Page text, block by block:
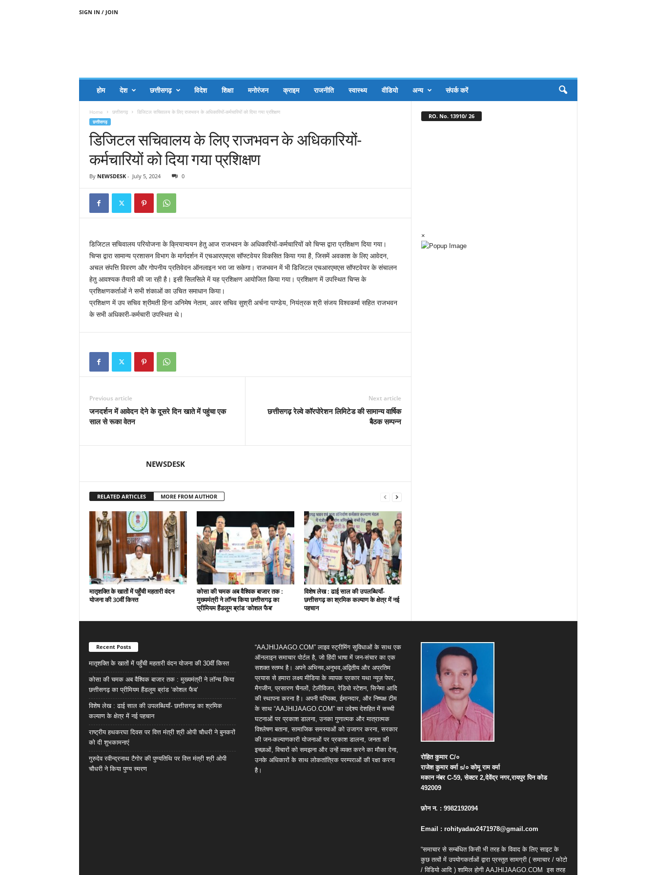
SIGN IN / JOIN
होम देश छत्तीसगढ़ विदेश शिक्षा मनोरंजन क्राइम राजनीति स्वास्थ्य वीडियो अन्य संपर्क करें
Home छत्तीसगढ़ डिजिटल सचिवालय के लिए राजभवन के अधिकारियों-कर्मचारियों को दिया गया प्रशिक्षण
छत्तीसगढ़
डिजिटल सचिवालय के लिए राजभवन के अधिकारियों-
कर्मचारियों को दिया गया प्रशिक्षण
By NEWSDESK- July 5, 2024 0
डिजिटल सचिवालय परियोजना के क्रियान्वयन हेतु आज राजभवन के अधिकारियों-कर्मचारियों को चिप्स द्वारा प्रशिक्षण दिया गया।
चिप्स द्वारा सामान्य प्रशासन विभाग के मार्गदर्शन में एचआरएमएस सॉफ्टवेयर विकसित किया गया है, जिसमें अवकाश के लिए आवेदन,
अचल संपत्ति विवरण और गोपनीय प्रतिवेदन ऑनलाइन भरा जा सकेगा। राजभवन में भी डिजिटल एचआरएमएस सॉफ्टवेयर के संचालन
हेतु आवश्यक तैयारी की जा रही है। इसी सिलसिले में यह प्रशिक्षण आयोजित किया गया। प्रशिक्षण में उपस्थित चिप्स के
प्रशिक्षणकर्ताओं ने सभी शंकाओं का उचित समाधान किया।
प्रशिक्षण में उप सचिव श्रीमती हिना अनिमेष नेताम, अवर सचिव सुश्री अर्चना पाण्डेय, नियंत्रक श्री संजय विश्वकर्मा सहित राजभवन
के सभी अधिकारी-कर्मचारी उपस्थित थे।
Previous article
जनदर्शन में आवेदन देने के दूसरे दिन खाते में पहुंचा एक
साल से रूका वेतन
Next article
छत्तीसगढ़ रेल्वे कॉरपोरेशन लिमिटेड की सामान्य वार्षिक
बैठक सम्पन्न
NEWSDESK
RELATED ARTICLES MORE FROM AUTHOR
मातृशक्ति के खातों में पहुँची महतारी वंदन
योजना की 30वीं किस्त
कोसा की चमक अब वैश्विक बाजार तक :
मुख्यमंत्री ने लॉन्च किया छत्तीसगढ़ का
प्रीमियम हैंडलूम ब्रांड ‘कोशल फैब’
विशेष लेख : ढाई साल की उपलब्धियाँ-
छत्तीसगढ़ का श्रमिक कल्याण के क्षेत्र में नई
पहचान
RO. No. 13910/ 26
×
Recent Posts
मातृशक्ति के खातों में पहुँची महतारी वंदन योजना की 30वीं किस्त
कोसा की चमक अब वैश्विक बाजार तक : मुख्यमंत्री ने लॉन्च किया
छत्तीसगढ़ का प्रीमियम हैंडलूम ब्रांड ‘कोशल फैब’
विशेष लेख : ढाई साल की उपलब्धियाँ- छत्तीसगढ़ का श्रमिक
कल्याण के क्षेत्र में नई पहचान
राष्ट्रीय हथकरघा दिवस पर वित्त मंत्री श्री ओपी चौधरी ने बुनकरों
को दी शुभकामनाएं
गुरुदेव रवीन्द्रनाथ टैगोर की पुण्यतिथि पर वित्त मंत्री श्री ओपी
चौधरी ने किया पुण्य स्मरण
“AAJHIJAAGO.COM” लाइव स्ट्रीमिंग सुविधाओं के साथ एक
ऑनलाइन समाचार पोर्टल है, जो हिंदी भाषा में जन-संचार का एक
सशक्त स्तम्भ है। अपने अभिनव,अनुभव,अद्वितीय और अप्रतिम
प्रयास से हमारा लक्ष्य मीडिया के व्यापक प्रकार यथा न्यूज़ पेपर,
मैगजीन, प्रसारण चैनलों, टेलीविजन, रेडियो स्टेशन, सिनेमा आदि
की स्थापना करना है। अपनी परिपक्व, ईमानदार, और निष्पक्ष टीम
के साथ “AAJHIJAAGO.COM” का उद्देश्य देशहित में सच्ची
घटनाओं पर प्रकाश डालना, उनका गुणात्मक और मात्रात्मक
विश्लेषण बताना, सामाजिक समस्याओं को उजागर करना, सरकार
की जन-कल्याणकारी योजनाओं पर प्रकाश डालना, जनता की
इच्छाओं, विचारों को समझना और उन्हें व्यक्त करने का मौका देना,
उनके अधिकारों के साथ लोकतांत्रिक परम्पराओं की रक्षा करना
है।
रोहित कुमारC/०
राजेश कुमार वर्माs/० कोमू राम वर्मा
मकान नंबरC-59,सेक्टर2,देवेंद्र नगर,रायपुर पिन कोड
492009
फ़ोन न. : 9982192094
Email : rohityadav2471978@gmail.com
“समाचार से सम्बंधित किसी भी तरह के विवाद के लिए साइट के
कुछ तत्वों में उपयोगकर्ताओं द्वारा प्रस्तुत सामग्री ( समाचार / फोटो
/ विडियो आदि ) शामिल होगी AAJHIJAAGO.COM इस तरह